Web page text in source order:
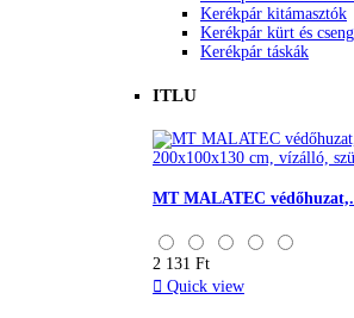
Kerékpár kitámasztók
Kerékpár kürt és
Kerékpár táskák
ITLU
MT MALATEC
2 131 Ft
 Quick view